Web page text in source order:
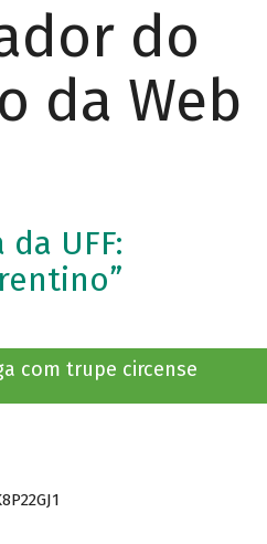
do
da Web
UFF:
com trupe circense